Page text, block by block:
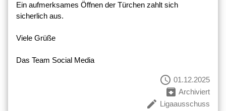
Ein aufmerksames Öffnen der Türchen zahlt sich
sicherlich aus.
Viele Grüße
Das Team Social Media
schedule 01.12.2025
archive Archiviert
create Ligaausschuss